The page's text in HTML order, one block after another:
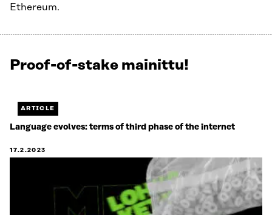
Ethereum.
Proof-of-stake mainittu!
ARTICLE
Language evolves: terms of third phase of the internet
17.2.2023
Näytetään
Jäljellä